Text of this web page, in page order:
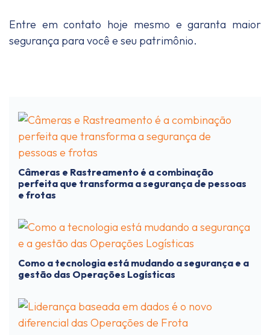
Entre em contato hoje mesmo e garanta maior
segurança para você e seu patrimônio.
Câmeras e Rastreamento é a combinação
perfeita que transforma a segurança de pessoas
e frotas
Como a tecnologia está mudando a segurança e a
gestão das Operações Logísticas